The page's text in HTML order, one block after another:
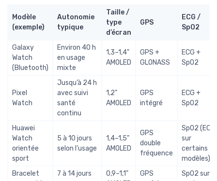
Modèle
(exemple)
Autonomie
typique
Taille /
type
d’écran
GPS
ECG /
SpO2
Galaxy
Watch
(Bluetooth)
Environ 40 h
en usage
mixte
1,3–1,4"
AMOLED
GPS +
GLONASS
ECG +
SpO2
Pixel
Watch
Jusqu’à 24 h
avec suivi
santé
continu
1,2"
AMOLED
GPS
intégré
ECG +
SpO2
Huawei
Watch
orientée
sport
5 à 10 jours
selon l’usage
1,4–1,5"
AMOLED
GPS
double
fréquence
SpO2 (ECG
sur
certains
modèles)
Bracelet
7 à 14 jours
0,9–1,1"
GPS
SpO2 sur